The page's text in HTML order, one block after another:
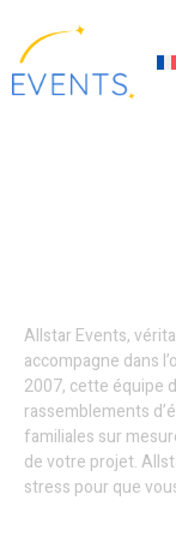
principal
Allstar Events,
accompagne dans
2007, cette équipe
rassemblements
familiales sur
de votre projet.
stress pour que